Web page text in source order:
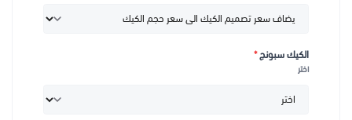
الكيك سبونج*
اختر